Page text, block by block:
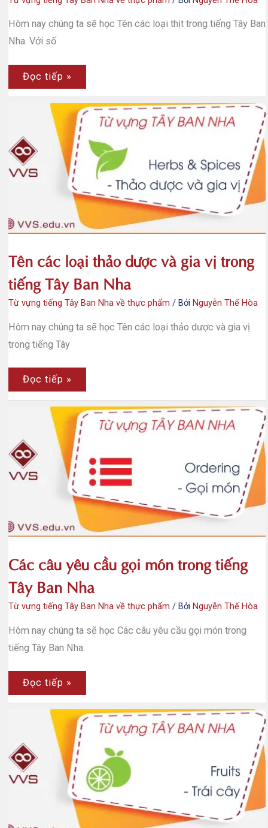
Hôm nay chúng ta sẽ học Tên các loại thịt trong tiếng Tây Ban
Nha. Với số
Tên
các
loại
Ban
Nha
Đọc tiếp »
Tên các loại thảo dược và gia vị trong
tiếng Tây Ban Nha
Từ vựng tiếng Tây Ban Nha về thực phẩm / Bởi Nguyễn Thế Hòa
Hôm nay chúng ta sẽ học Tên các loại thảo dược và gia vị
trong tiếng Tây
Tên
loại
vị
trong
tiếng
Tây
Đọc tiếp »
Các câu yêu cầu gọi món trong tiếng
Tây Ban Nha
Từ vựng tiếng Tây Ban Nha về thực phẩm / Bởi Nguyễn Thế Hòa
Hôm nay chúng ta sẽ học Các câu yêu cầu gọi món trong
tiếng Tây Ban Nha.
Các
yêu
tiếng
Tây
Ban
Nha
Đọc tiếp »